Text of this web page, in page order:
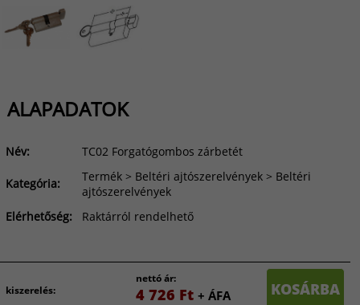
ALAPADATOK
Név: TC02 Forgatógombos zárbetét
Kategória:
Termék > Beltéri ajtószerelvények > Beltéri
ajtószerelvények
Elérhetőség:
Raktárról rendelhető
kiszerelés:
nettó ár:
4 726 Ft + ÁFA KOSÁRBA